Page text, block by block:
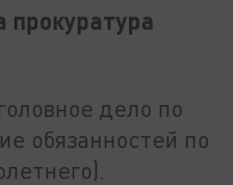
дело по
обязанностей по